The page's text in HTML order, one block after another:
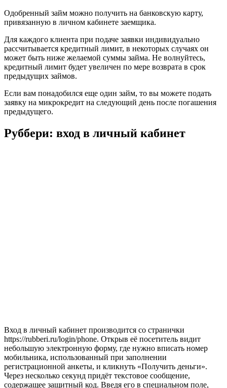
Одобренный займ можно получить на банковскую карту,
привязанную в личном кабинете заемщика.
Для каждого клиента при подаче заявки индивидуально
рассчитывается кредитный лимит, в некоторых случаях он
может быть ниже желаемой суммы займа. Не волнуйтесь,
кредитный лимит будет увеличен по мере возврата в срок
предыдущих займов.
Если вам понадобился еще один займ, то вы можете подать
заявку на микрокредит на следующий день после погашения
предыдущего.
Руббери: вход в личный кабинет
Вход в личный кабинет производится со странички
https://rubberi.ru/login/phone. Открыв её посетитель видит
небольшую электронную форму, где нужно вписать номер
мобильника, использованный при заполнении
регистрационной анкеты, и кликнуть «Получить деньги».
Через несколько секунд придёт текстовое сообщение,
содержащее защитный код. Введя его в специальном поле,